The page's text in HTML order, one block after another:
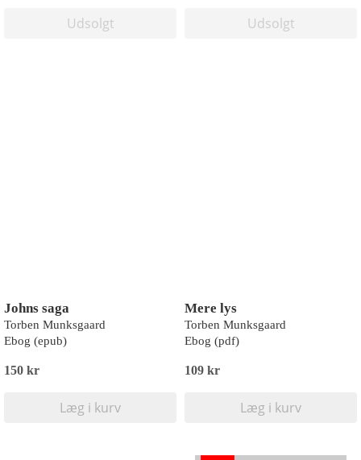
Udsolgt Udsolgt
Johns saga
Torben Munksgaard
Ebog (epub)
150 kr
Læg i kurv
Mere lys
Torben Munksgaard
Ebog (pdf)
109 kr
Læg i kurv